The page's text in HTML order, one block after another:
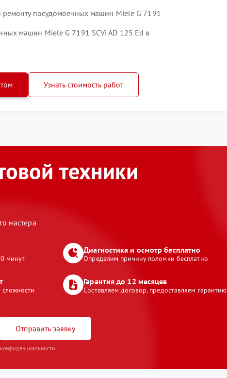
ремонту посудомоечных машин Miele G 7191
машин Miele G 7191 SCVi AD 125 Ed в
Узнать стоимость работ
техники
мастера
минут
Диагностика и осмотр бесплатно
Определим причину поломки бесплатно
Гарантия до 12 месяцев
Составляем договор, предоставляем гарантию
Отправить заявку